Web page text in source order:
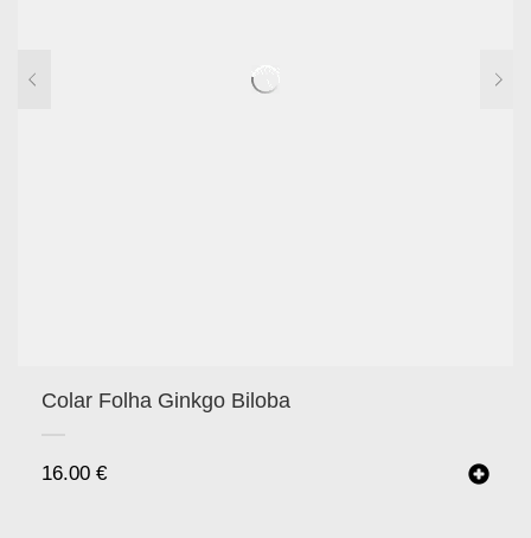
Colar Folha Ginkgo Biloba
16.00 €